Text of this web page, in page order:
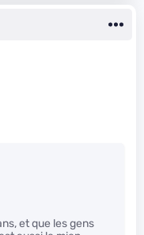
et que les gens